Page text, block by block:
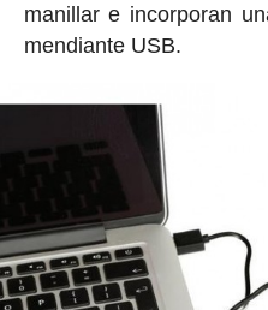
manillar e incorporan
mendiante USB.